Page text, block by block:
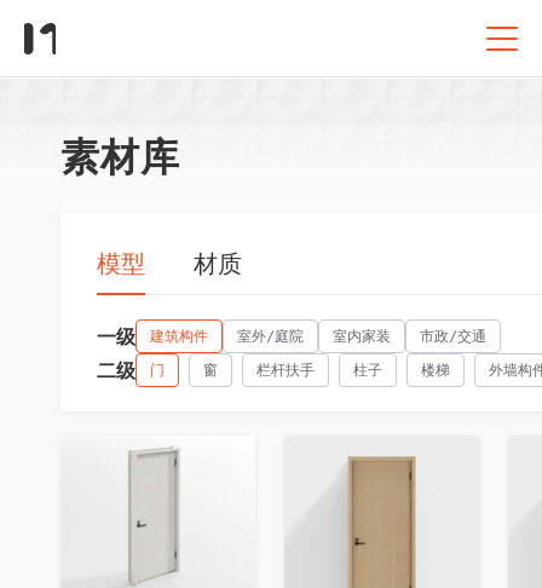
素材库
模型 材质
一级 建筑构件 室外/庭院 室内家装 市政/交通
二级 门 窗 栏杆扶手 柱子 楼梯 外墙构
收藏 收藏